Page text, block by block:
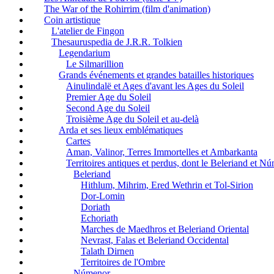
The War of the Rohirrim (film d'animation)
Coin artistique
L'atelier de Fingon
Thesauruspedia de J.R.R. Tolkien
Legendarium
Le Silmarillion
Grands événements et grandes batailles historiques
Ainulindalë et Ages d'avant les Ages du Soleil
Premier Age du Soleil
Second Age du Soleil
Troisième Age du Soleil et au-delà
Arda et ses lieux emblématiques
Cartes
Aman, Valinor, Terres Immortelles et Ambarkanta
Territoires antiques et perdus, dont le Beleriand et
Beleriand
Hithlum, Mihrim, Ered Wethrin et Tol-Sirion
Dor-Lomin
Doriath
Echoriath
Marches de Maedhros et Beleriand Oriental
Nevrast, Falas et Beleriand Occidental
Talath Dirnen
Territoires de l'Ombre